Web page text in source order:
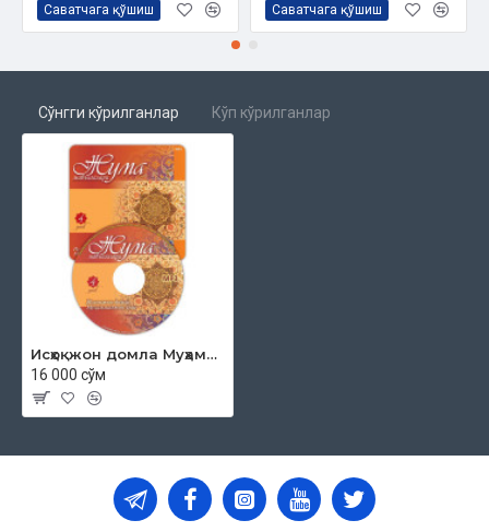
Саватчага қўшиш Саватчага қўшиш
Сўнгги кўрилганлар Кўп кўрилганлар
Исҳоқжон домла Муҳаммаджон ўғли - «Жума мавъизалари» 4-диск (МР3)
16 000 сўм